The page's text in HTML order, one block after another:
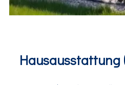
Hausausstattung